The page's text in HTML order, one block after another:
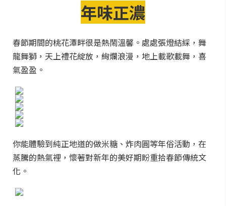
年味正濃
春節期間的桃花潭畔很是熱鬧溫馨。處處張燈結綵，舞
龍舞獅，天上禮花綻放，絢爛浪漫，地上載歌載舞，喜
氣盈盈。
你能體驗到純正地道的做米糖、炸肉圓等年俗活動，在
蒸騰的熱氣裡，懷著對新年的美好期盼重拾春節傳統文
化。